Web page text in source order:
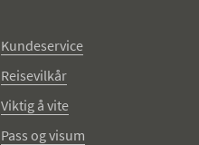
Kundeservice
Reisevilkår
Viktig å vite
Pass og visum